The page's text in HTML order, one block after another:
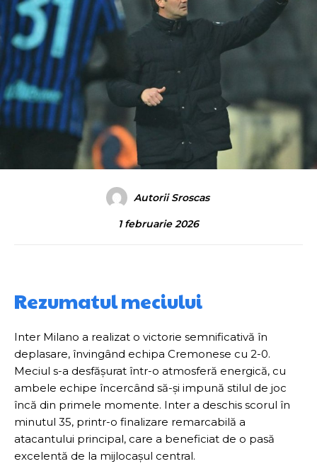
Autorii Sroscas
1 februarie 2026
Rezumatul meciului
Inter Milano a realizat o victorie semnificativă în
deplasare, învingând echipa Cremonese cu 2-0.
Meciul s-a desfășurat într-o atmosferă energică, cu
ambele echipe încercând să-și impună stilul de joc
încă din primele momente. Inter a deschis scorul în
minutul 35, printr-o finalizare remarcabilă a
atacantului principal, care a beneficiat de o pasă
excelentă de la mijlocașul central.